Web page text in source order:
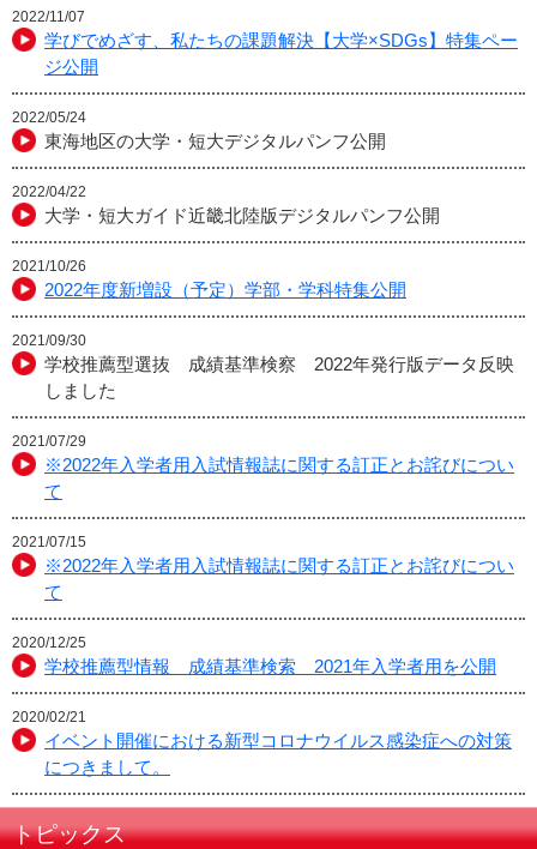
2022/11/07
学びでめざす、私たちの課題解決【大学×SDGs】特集ペー
ジ公開
2022/05/24
東海地区の大学・短大デジタルパンフ公開
2022/04/22
大学・短大ガイド近畿北陸版デジタルパンフ公開
2021/10/26
2022年度新増設（予定）学部・学科特集公開
2021/09/30
学校推薦型選抜 成績基準検察 2022年発行版データ反映
しました
2021/07/29
※2022年入学者用入試情報誌に関する訂正とお詫びについ
て
2021/07/15
※2022年入学者用入試情報誌に関する訂正とお詫びについ
て
2020/12/25
学校推薦型情報 成績基準検索 2021年入学者用を公開
2020/02/21
イベント開催における新型コロナウイルス感染症への対策
につきまして。
トピックス